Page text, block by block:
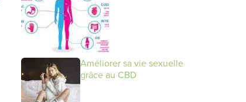
disponibles chez
nous
18 juin 2026
Améliorer sa vie sexuelle
grâce au CBD